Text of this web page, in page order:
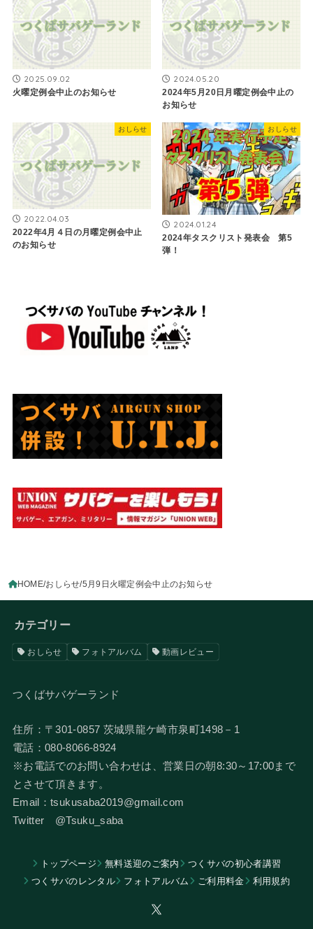
2025.09.02
火曜定例会中止のお知らせ
2024.05.20
2024年5月20日月曜定例会中止の
お知らせ
おしらせ
2022.04.03
2022年4月４日の月曜定例会中止
のお知らせ
おしらせ
2024.01.24
2024年タスクリスト発表会 第5
弾！
HOME おしらせ 5月9日火曜定例会中止のお知らせ
カテゴリー
おしらせ フォトアルバム 動画レビュー
つくばサバゲーランド
住所：〒301-0857 茨城県龍ケ崎市泉町1498－1
電話：080-8066-8924
​※お電話でのお問い合わせは、営業日の朝8:30～17:00まで
とさせて頂きます。
Email：tsukusaba2019@gmail.com
​Twitter @Tsuku_saba
トップページ 無料送迎のご案内
つくサバの初心者講習
つくサバのレンタル
フォトアルバム ​ご利用料金 利用規約